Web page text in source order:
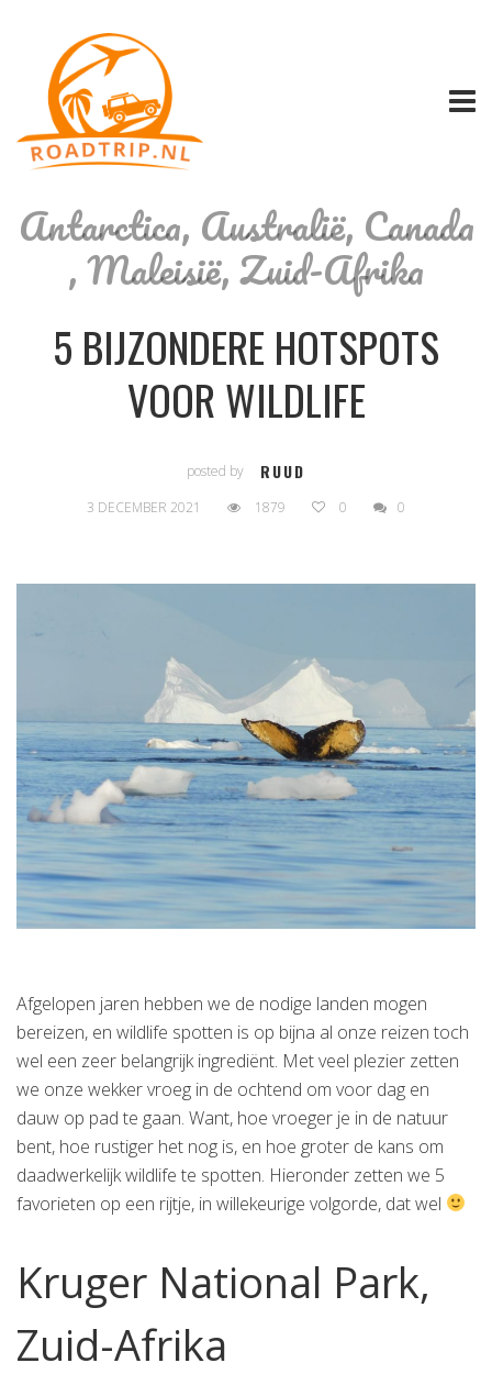
Antarctica, Australië, Canada
,Maleisië,Zuid-Afrika
5 BIJZONDERE HOTSPOTS
VOOR WILDLIFE
posted by RUUD
3 DECEMBER 2021 1879 0 0
Afgelopen jaren hebben we de nodige landen mogen
bereizen, en wildlife spotten is op bijna al onze reizen toch
wel een zeer belangrijk ingrediënt. Met veel plezier zetten
we onze wekker vroeg in de ochtend om voor dag en
dauw op pad te gaan. Want, hoe vroeger je in de natuur
bent, hoe rustiger het nog is, en hoe groter de kans om
daadwerkelijk wildlife te spotten. Hieronder zetten we 5
favorieten op een rijtje, in willekeurige volgorde, dat wel
Kruger National Park,
Zuid-Afrika